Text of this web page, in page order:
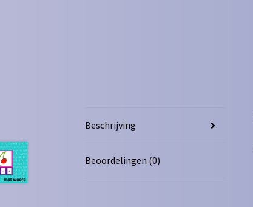
Beschrijving
Beoordelingen (0)